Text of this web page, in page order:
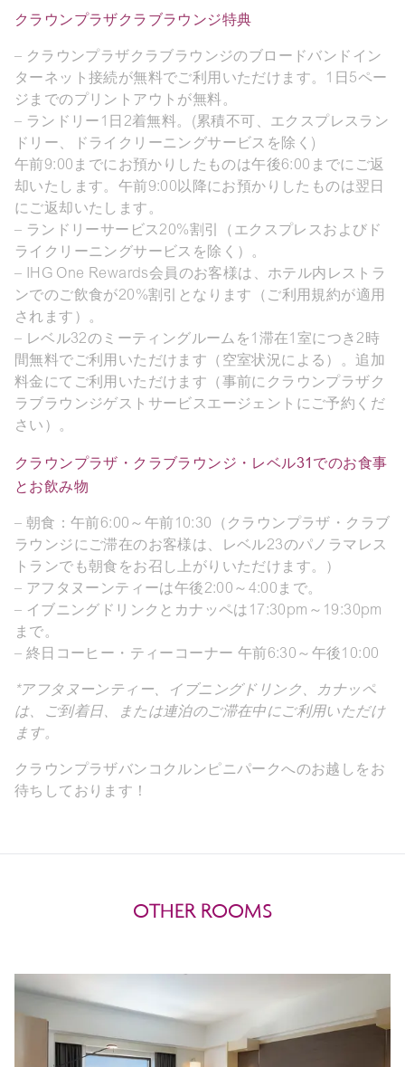
クラウンプラザクラブラウンジ特典
– クラウンプラザクラブラウンジのブロードバンドイン
ターネット接続が無料でご利用いただけます。1日5ペー
ジまでのプリントアウトが無料。
– ランドリー1日2着無料。(累積不可、エクスプレスラン
ドリー、ドライクリーニングサービスを除く)
午前9:00までにお預かりしたものは午後6:00までにご返
却いたします。午前9:00以降にお預かりしたものは翌日
にご返却いたします。
– ランドリーサービス20%割引（エクスプレスおよびド
ライクリーニングサービスを除く）。
– IHG One Rewards会員のお客様は、ホテル内レストラ
ンでのご飲食が20%割引となります（ご利用規約が適用
されます）。
– レベル32のミーティングルームを1滞在1室につき2時
間無料でご利用いただけます（空室状況による）。追加
料金にてご利用いただけます（事前にクラウンプラザク
ラブラウンジゲストサービスエージェントにご予約くだ
さい）。
クラウンプラザ・クラブラウンジ・レベル31でのお食事
とお飲み物
– 朝食：午前6:00～午前10:30（クラウンプラザ・クラブ
ラウンジにご滞在のお客様は、レベル23のパノラマレス
トランでも朝食をお召し上がりいただけます。）
– アフタヌーンティーは午後2:00～4:00まで。
– イブニングドリンクとカナッペは17:30pm～19:30pm
まで。
– 終日コーヒー・ティーコーナー 午前6:30～午後10:00
*アフタヌーンティー、イブニングドリンク、カナッペ
は、ご到着日、または連泊のご滞在中にご利用いただけ
ます。
クラウンプラザバンコクルンピニパークへのお越しをお
待ちしております！
OTHER ROOMS